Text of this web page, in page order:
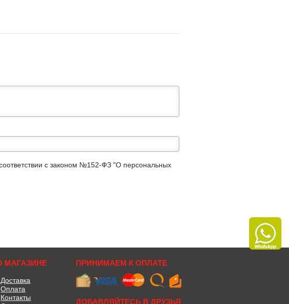
с законом №152-ФЗ "О персональных
МАГАЗИНЕ
Доставка
Оплата
Контакты
ПРИНИМАЕМ К ОПЛАТЕ
ДОБАВЛЯЙТЕСЬ В ДРУЗЬЯ